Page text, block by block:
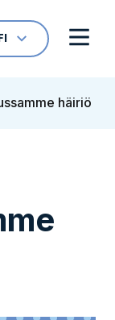
VALITTU KIELI:
Avaa
häiriö